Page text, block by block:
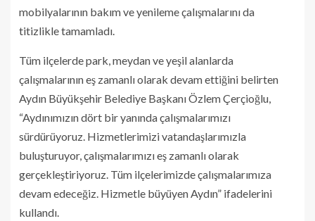
mobilyalarının bakım ve yenileme çalışmalarını da
titizlikle tamamladı.
Tüm ilçelerde park, meydan ve yeşil alanlarda
çalışmalarının eş zamanlı olarak devam ettiğini belirten
Aydın Büyükşehir Belediye Başkanı Özlem Çerçioğlu,
“Aydınımızın dört bir yanında çalışmalarımızı
sürdürüyoruz. Hizmetlerimizi vatandaşlarımızla
buluşturuyor, çalışmalarımızı eş zamanlı olarak
gerçekleştiriyoruz. Tüm ilçelerimizde çalışmalarımıza
devam edeceğiz. Hizmetle büyüyen Aydın” ifadelerini
kullandı.